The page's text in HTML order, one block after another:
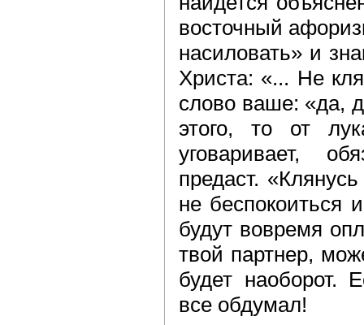
восточный
насиловать» и
Христа: «... Не
слово ваше: «да,
этого, то от
уговаривает,
предаст.
не беспокоиться
будут вовремя
твой партнер,
будет наоборот.
все обдумал!